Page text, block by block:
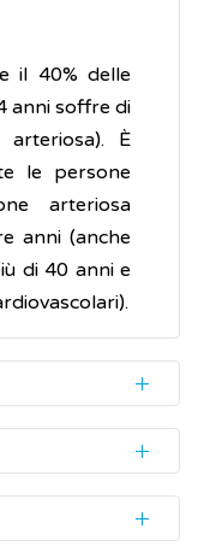
il 40% delle
anni soffre di
arteriosa). È
le persone
arteriosa
anni (anche
di 40 anni e
(sintomi)
persone
è al livello